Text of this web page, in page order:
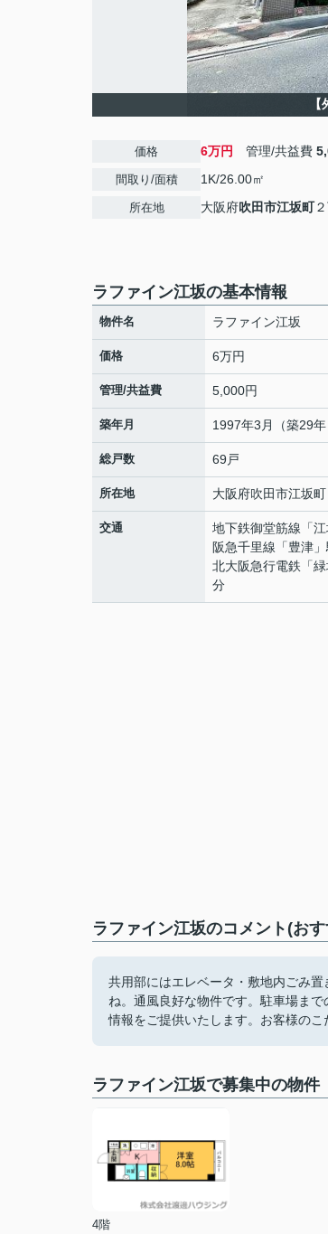
【
価格 6万円 管理/共益費
間取り/面積 1K/26.00㎡
所在地 大阪府吹田市江坂町
ラファイン江坂の基本情報
物件名 ラファイン江坂
価格 6万円
管理/共益費 5,000円
築年月 1997年3月（築29年
総戸数 69戸
所在地 大阪府吹田市江坂町
交通 地下鉄御堂筋線 「
阪急千里線 「豊津
北大阪急行電鉄 「
分
ラファイン江坂のコメント(お
共用部にはエレベータ・敷地内ごみ
ね。通風良好な物件です。駐車場ま
情報をご提供いたします。お客様の
ラファイン江坂で募集中の物件
4階